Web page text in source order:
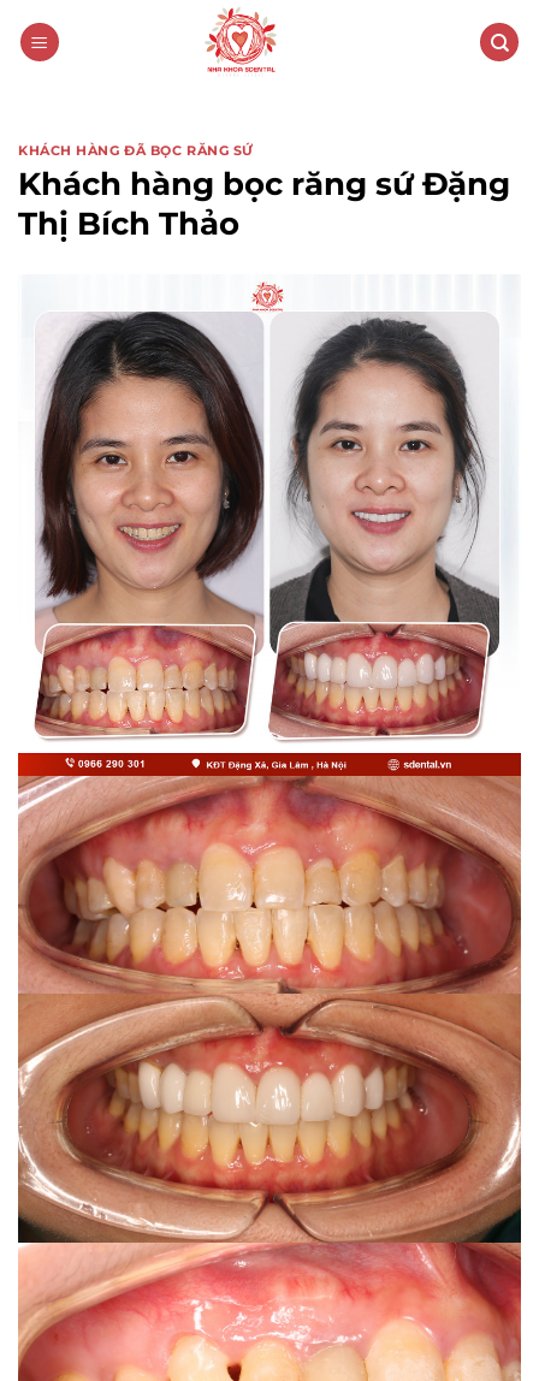
KHÁCH HÀNG ĐÃ BỌC RĂNG SỨ
Khách hàng bọc răng sứ Đặng
Thị Bích Thảo